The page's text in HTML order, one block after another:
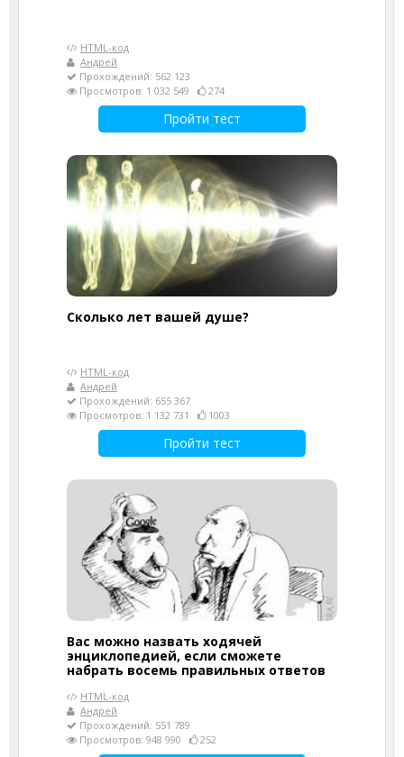
HTML-код
Андрей
Прохождений: 562 123
Просмотров: 1 032 549
274
Пройти тест
Cколько лет вашей душе?
HTML-код
Андрей
Прохождений: 655 367
Просмотров: 1 132 731
1003
Пройти тест
Вас можно назвать ходячей
энциклопедией, если сможете
набрать восемь правильных ответов
HTML-код
Андрей
Прохождений: 551 789
Просмотров: 948 990
252